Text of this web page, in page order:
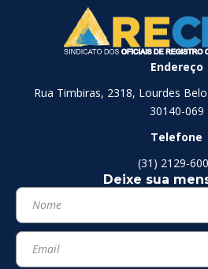
Endereço
Rua Timbiras, 2318, Lourdes
30140-069
Telefone
(31) 2129-
Deixe sua